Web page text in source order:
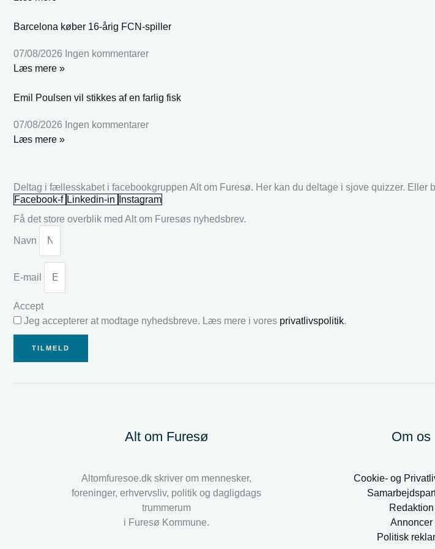
Barcelona køber 16-årig FCN-spiller
07/08/2026 Ingen kommentarer
Læs mere »
Emil Poulsen vil stikkes af en farlig fisk
07/08/2026 Ingen kommentarer
Læs mere »
Deltag i fællesskabet i facebookgruppen Alt om Furesø. Her kan du deltage i sjove quizzer. Eller
Facebook-f Linkedin-in
Instagram
Få det store overblik med Alt om Furesøs nyhedsbrev.
Navn
E-mail
Accept
Jeg accepterer at modtage nyhedsbreve. Læs mere i vores privatlivspolitik.
TILMELD
Alt om Furesø
Altomfuresoe.dk skriver om mennesker,
foreninger, erhvervsliv, politik og dagligdags
trummerum
i Furesø Kommune.
Om os
Cookie- og
Redaktion
Annoncer
Politisk